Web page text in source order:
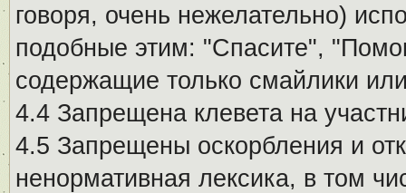
говоря, очень нежелательно)
подобные этим: "Спасите",
содержащие только смайлики
4.4 Запрещена клевета на
4.5 Запрещены оскорбления и
ненормативная лексика, в том